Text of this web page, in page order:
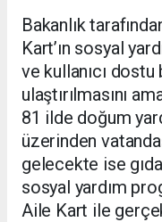
Bakanlık
Kart’ın sosyal
ve kullanıcı
ulaştırılmasını
81 ilde doğum
üzerinden
gelecekte ise
sosyal yardım
Aile Kart ile